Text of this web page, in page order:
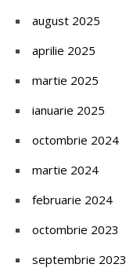
august 2025
aprilie 2025
martie 2025
ianuarie 2025
octombrie 2024
martie 2024
februarie 2024
octombrie 2023
septembrie 2023